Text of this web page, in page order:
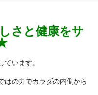
さと健康をサ
ています。
はの力でカラダの内側から